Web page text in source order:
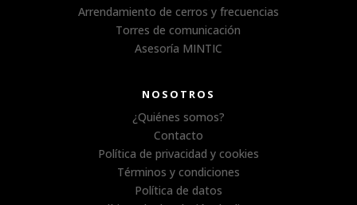
Arrendamiento de cerros y frecuencias
Torres de comunicación
Asesoría MINTIC
NOSOTROS
¿Quiénes somos?
Contacto
Política de privacidad y cookies
Términos y condiciones
Política de datos